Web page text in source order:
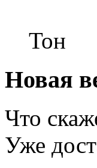
Тон
Новая
Что
Уже